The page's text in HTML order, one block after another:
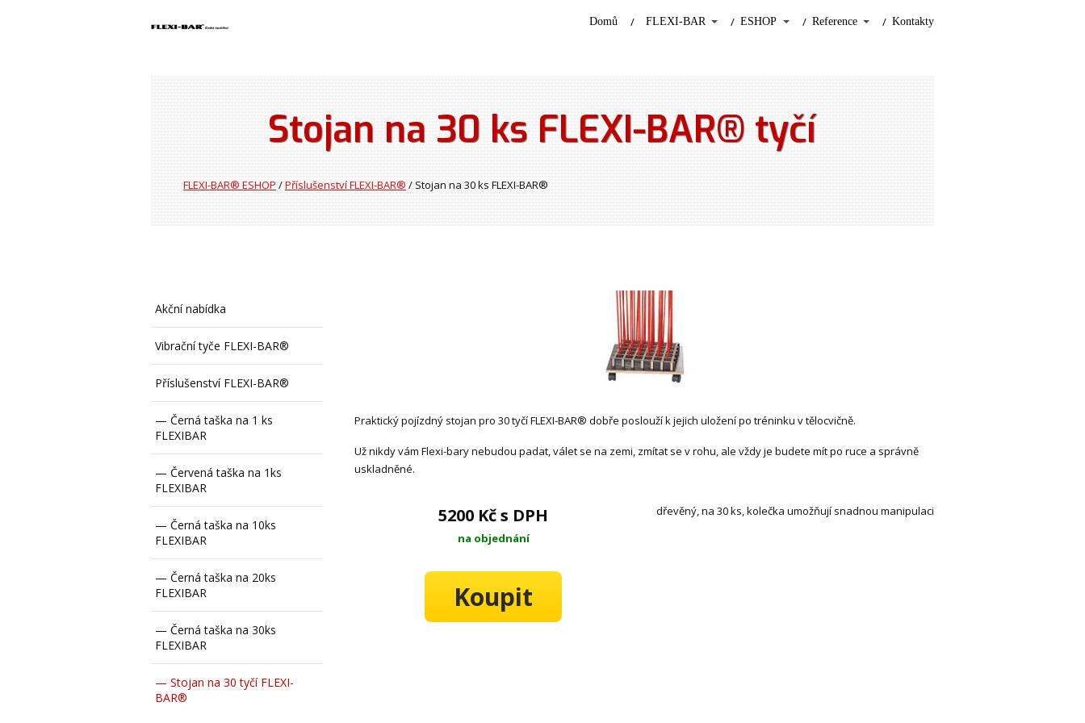
Domů FLEXI-BAR ESHOP Reference Kontakty
Stojan na 30 ks FLEXI-BAR® tyčí
FLEXI-BAR® ESHOP /Příslušenství FLEXI-BAR® / Stojan na 30 ks FLEXI-BAR®
Akční nabídka
Vibrační tyče FLEXI-BAR®
Příslušenství FLEXI-BAR®
— Černá taška na 1 ks
FLEXIBAR
— Červená taška na 1ks
FLEXIBAR
— Černá taška na 10ks
FLEXIBAR
— Černá taška na 20ks
FLEXIBAR
— Černá taška na 30ks
FLEXIBAR
— Stojan na 30 tyčí FLEXI-
BAR®
Praktický pojízdný stojan pro 30 tyčí FLEXI-BAR® dobře poslouží k jejich uložení po tréninku v tělocvičně.
Už nikdy vám Flexi-bary nebudou padat, válet se na zemi, zmítat se v rohu, ale vždy je budete mít po ruce a správně
uskladněné.
5200 Kč s DPH
na objednání
Koupit
dřevěný, na 30 ks, kolečka umožňují snadnou manipulaci